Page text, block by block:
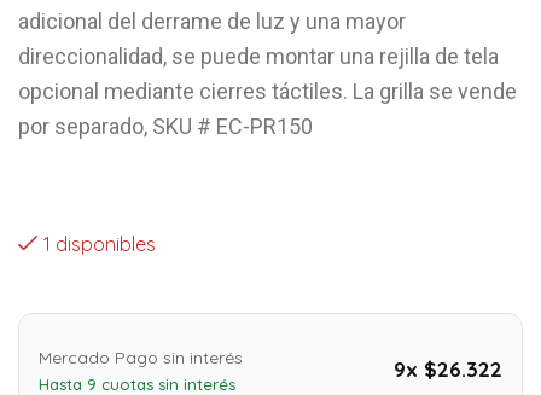
adicional del derrame de luz y una mayor
direccionalidad, se puede montar una rejilla de tela
opcional mediante cierres táctiles. La grilla se vende
por separado, SKU # EC-PR150
1 disponibles
Mercado Pago sin interés
Hasta 9 cuotas sin interés
9x $26.322